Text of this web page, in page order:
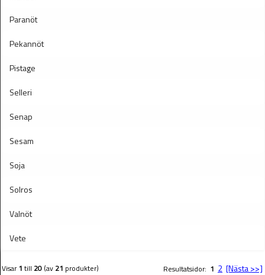
Paranöt
Pekannöt
Pistage
Selleri
Senap
Sesam
Soja
Solros
Valnöt
Vete
Visar1 till 20 (av 21 produkter) Resultatsidor: 1 2 [Nästa >>]